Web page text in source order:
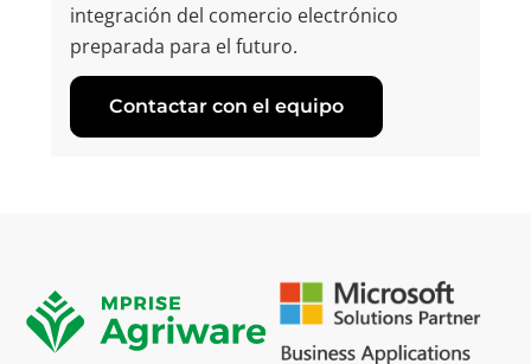
integración del comercio electrónico
preparada para el futuro.
Contactar con el equipo